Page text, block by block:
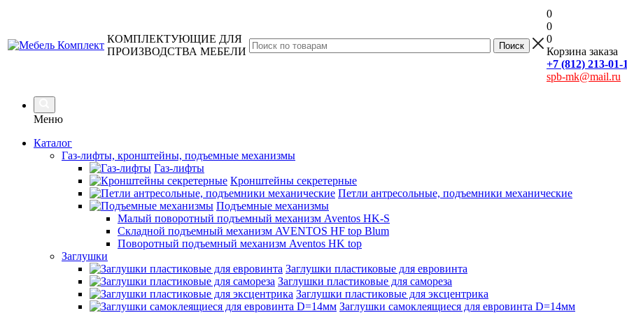
КОМПЛЕКТУЮЩИЕ ДЛЯ
ПРОИЗВОДСТВА МЕБЕЛИ
0
0
0
Корзина заказа
+7 (812) 213-01-
spb-mk@mail.ru
Меню
Каталог
Газ-лифты, кронштейны, подъемные механизмы
Газ-лифты
Кронштейны секретерные
Петли антресольные, подъемники механические
Подъемные механизмы
Малый поворотный подъемный механизм Aventos HK-S
Складной подъемный механизм AVENTOS HF top Blum
Поворотный подъемный механизм Aventos HK top
Заглушки
Заглушки пластиковые для евровинта
Заглушки пластиковые для самореза
Заглушки пластиковые для эксцентрика
Заглушки самоклеящиеся для евровинта D=14мм